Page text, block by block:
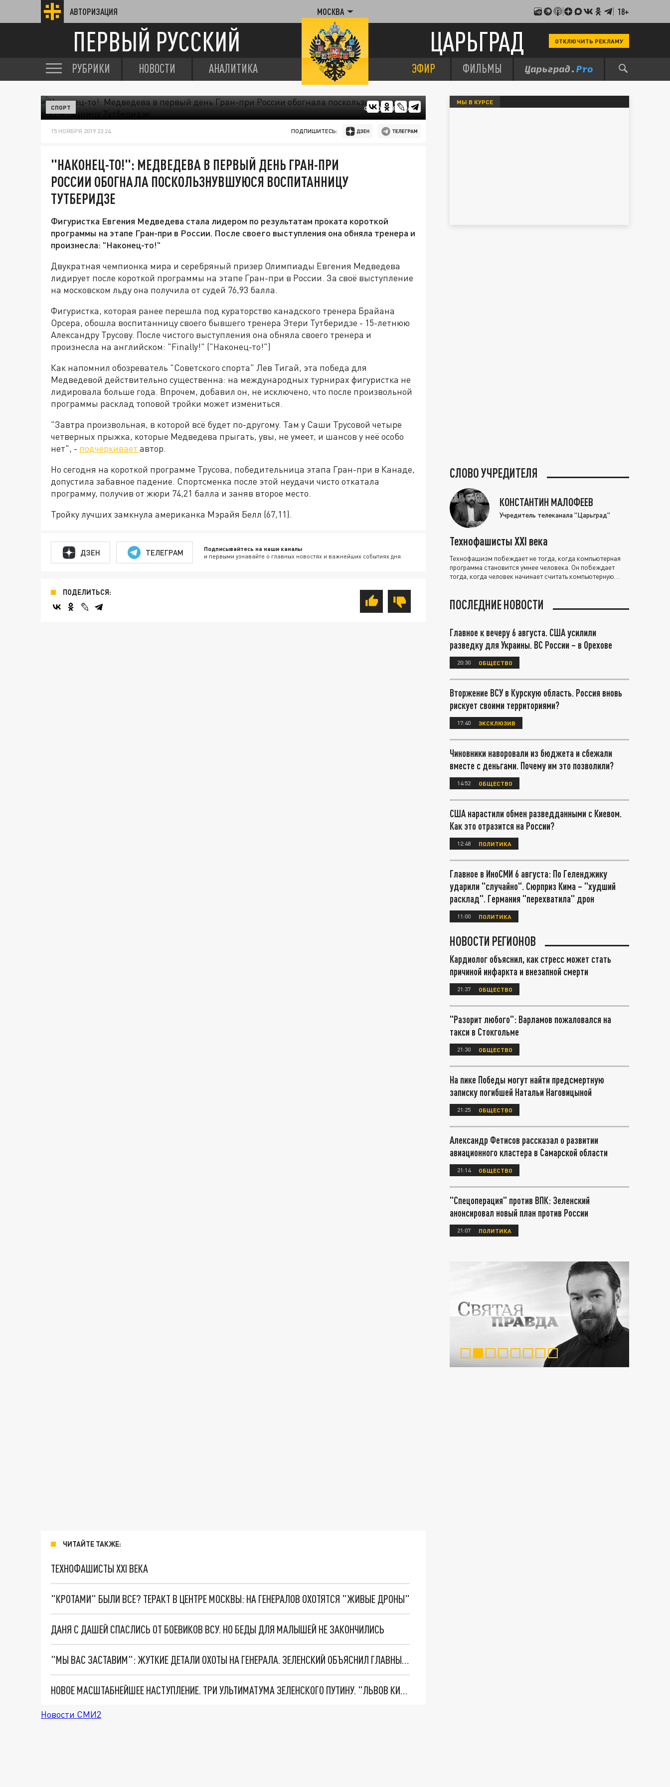
АВТОРИЗАЦИЯ МОСКВА 18+
ПЕРВЫЙ РУССКИЙ ЦАРЬГРАД ОТКЛЮЧИТЬ РЕКЛАМУ
РУБРИКИ НОВОСТИ АНАЛИТИКА ЭФИР ФИЛЬМЫ
ФОТО: ЦАРЬГРАД
СПОРТ
15 НОЯБРЯ 2019 22:24 ПОДПИШИТЕСЬ:
"НАКОНЕЦ-ТО!": МЕДВЕДЕВА В ПЕРВЫЙ ДЕНЬ ГРАН-ПРИ
РОССИИ ОБОГНАЛА ПОСКОЛЬЗНУВШУЮСЯ ВОСПИТАННИЦУ
ТУТБЕРИДЗЕ
Фигуристка Евгения Медведева стала лидером по результатам проката короткой
программы на этапе Гран-при в России. После своего выступления она обняла тренера и
произнесла: "Наконец-то!"
Двукратная чемпионка мира и серебряный призер Олимпиады Евгения Медведева
лидирует после короткой программы на этапе Гран-при в России. За своё выступление
на московском льду она получила от судей 76,93 балла.
Фигуристка, которая ранее перешла под кураторство канадского тренера Брайана
Орсера, обошла воспитанницу своего бывшего тренера Этери Тутберидзе - 15-летнюю
Александру Трусову. После чистого выступления она обняла своего тренера и
произнесла на английском: "Finally!" ("Наконец-то!")
Как напомнил обозреватель "Советского спорта" Лев Тигай, эта победа для
Медведевой действительно существенна: на международных турнирах фигуристка не
лидировала больше года. Впрочем, добавил он, не исключено, что после произвольной
программы расклад топовой тройки может измениться.
"Завтра произвольная, в которой всё будет по-другому. Там у Саши Трусовой четыре
четверных прыжка, которые Медведева прыгать, увы, не умеет, и шансов у неё особо
нет", - подчеркивает автор.
Но сегодня на короткой программе Трусова, победительница этапа Гран-при в Канаде,
допустила забавное падение. Спортсменка после этой неудачи чисто откатала
программу, получив от жюри 74,21 балла и заняв второе место.
Тройку лучших замкнула американка Мэрайя Белл (67,11).
ДЗЕН ТЕЛЕГРАМ Подписывайтесь на наши каналы
и первыми узнавайте о главных новостях и важнейших событиях дня.
ПОДЕЛИТЬСЯ:
ЧИТАЙТЕ ТАКЖЕ:
ТЕХНОФАШИСТЫ XXI ВЕКА
"КРОТАМИ" БЫЛИ ВСЕ? ТЕРАКТ В ЦЕНТРЕ МОСКВЫ: НА ГЕНЕРАЛОВ ОХОТЯТСЯ "ЖИВЫЕ ДРОНЫ"
ДАНЯ С ДАШЕЙ СПАСЛИСЬ ОТ БОЕВИКОВ ВСУ. НО БЕДЫ ДЛЯ МАЛЫШЕЙ НЕ ЗАКОНЧИЛИСЬ
"МЫ ВАС ЗАСТАВИМ": ЖУТКИЕ ДЕТАЛИ ОХОТЫ НА ГЕНЕРАЛА. ЗЕЛЕНСКИЙ ОБЪЯСНИЛ ГЛАВНЫЙ СМЫСЛ ТЕРАКТА В ЦЕНТРЕ МОСКВЫ
НОВОЕ МАСШТАБНЕЙШЕЕ НАСТУПЛЕНИЕ. ТРИ УЛЬТИМАТУМА ЗЕЛЕНСКОГО ПУТИНУ. "ЛЬВОВ КИМА" ПОСТАВЯТ НА ПВО? ГЛОБАЛЬНЫЙ ПРОРЫВ ПОД ЗАПОРОЖЬЕМ
Новости СМИ2
МЫ В КУРСЕ
СЛОВО УЧРЕДИТЕЛЯ
КОНСТАНТИН МАЛОФЕЕВ
Учредитель телеканала "Царьград"
Технофашисты XXI века
Технофашизм побеждает не тогда, когда компьютерная
программа становится умнее человека. Он побеждает
тогда, когда человек начинает считать компьютерную
ПОСЛЕДНИЕ НОВОСТИ
Главное к вечеру 6 августа. США усилили
разведку для Украины. ВС России – в Орехове
20:30 ОБЩЕСТВО
Вторжение ВСУ в Курскую область. Россия вновь
рискует своими территориями?
17:40 ЭКСКЛЮЗИВ
Чиновники наворовали из бюджета и сбежали
вместе с деньгами. Почему им это позволили?
14:52 ОБЩЕСТВО
США нарастили обмен разведданными с Киевом.
Как это отразится на России?
12:48 ПОЛИТИКА
Главное в ИноСМИ 6 августа: По Геленджику
ударили "случайно". Сюрприз Кима – "худший
расклад". Германия "перехватила" дрон
11:00 ПОЛИТИКА
НОВОСТИ РЕГИОНОВ
Кардиолог объяснил, как стресс может стать
причиной инфаркта и внезапной смерти
21:37 ОБЩЕСТВО
"Разорит любого": Варламов пожаловался на
такси в Стокгольме
21:30 ОБЩЕСТВО
На пике Победы могут найти предсмертную
записку погибшей Натальи Наговицыной
21:25 ОБЩЕСТВО
Александр Фетисов рассказал о развитии
авиационного кластера в Самарской области
21:14 ОБЩЕСТВО
"Спецоперация" против ВПК: Зеленский
анонсировал новый план против России
21:07 ПОЛИТИКА